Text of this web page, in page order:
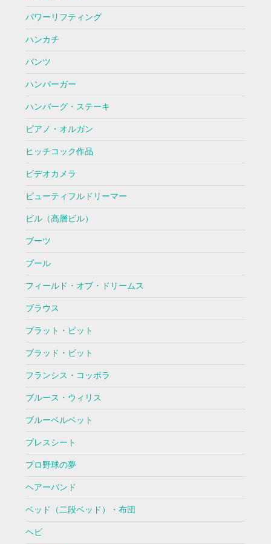
パワーリフティング
ハンカチ
パンツ
ハンバーガー
ハンバーグ・ステーキ
ピアノ・オルガン
ヒッチコック作品
ビデオカメラ
ビューティフルドリーマー
ビル（高層ビル）
ブーツ
プール
フィールド・オブ・ドリームス
ブラウス
ブラット・ピット
ブラッド・ピット
フランシス・コッポラ
ブルース・ウィリス
ブルーベルベット
プレスシート
プロ野球の夢
ヘアーバンド
ベッド（二段ベッド）・布団
ヘビ